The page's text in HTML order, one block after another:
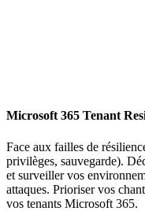
Microsoft 365 Tenant
Face aux failles de
privilèges, sauvegarde).
et surveiller vos
attaques. Prioriser vos
vos tenants Microsoft 365.